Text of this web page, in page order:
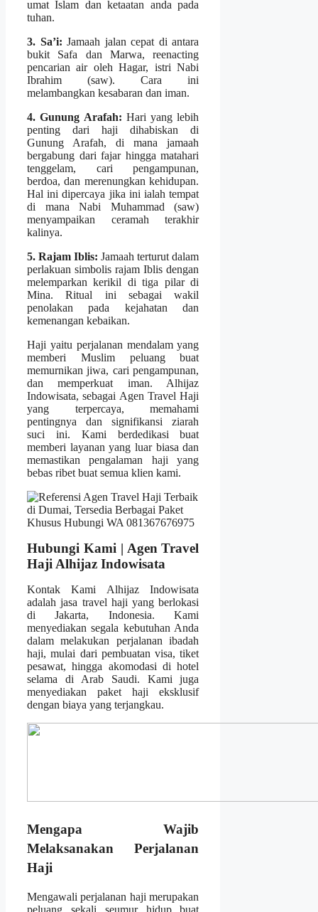
umat Islam dan ketaatan anda pada
tuhan.
3. Sa’i: Jamaah jalan cepat di antara
bukit Safa dan Marwa, reenacting
pencarian air oleh Hagar, istri Nabi
Ibrahim (saw). Cara ini
melambangkan kesabaran dan iman.
4. Gunung Arafah: Hari yang lebih
penting dari haji dihabiskan di
Gunung Arafah, di mana jamaah
bergabung dari fajar hingga matahari
tenggelam, cari pengampunan,
berdoa, dan merenungkan kehidupan.
Hal ini dipercaya jika ini ialah tempat
di mana Nabi Muhammad (saw)
menyampaikan ceramah terakhir
kalinya.
5. Rajam Iblis: Jamaah terturut dalam
perlakuan simbolis rajam Iblis dengan
melemparkan kerikil di tiga pilar di
Mina. Ritual ini sebagai wakil
penolakan pada kejahatan dan
kemenangan kebaikan.
Haji yaitu perjalanan mendalam yang
memberi Muslim peluang buat
memurnikan jiwa, cari pengampunan,
dan memperkuat iman. Alhijaz
Indowisata, sebagai Agen Travel Haji
yang terpercaya, memahami
pentingnya dan signifikansi ziarah
suci ini. Kami berdedikasi buat
memberi layanan yang luar biasa dan
memastikan pengalaman haji yang
bebas ribet buat semua klien kami.
Hubungi Kami | Agen Travel
Haji Alhijaz Indowisata
Kontak Kami Alhijaz Indowisata
adalah jasa travel haji yang berlokasi
di Jakarta, Indonesia. Kami
menyediakan segala kebutuhan Anda
dalam melakukan perjalanan ibadah
haji, mulai dari pembuatan visa, tiket
pesawat, hingga akomodasi di hotel
selama di Arab Saudi. Kami juga
menyediakan paket haji eksklusif
dengan biaya yang terjangkau.
Mengapa Wajib
Melaksanakan Perjalanan
Haji
Mengawali perjalanan haji merupakan
peluang sekali seumur hidup buat